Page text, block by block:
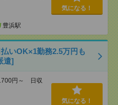
/ 豊浜駅
気になる！
いOK×1勤務2.5万円も
遣]
円～ 日収
気になる！